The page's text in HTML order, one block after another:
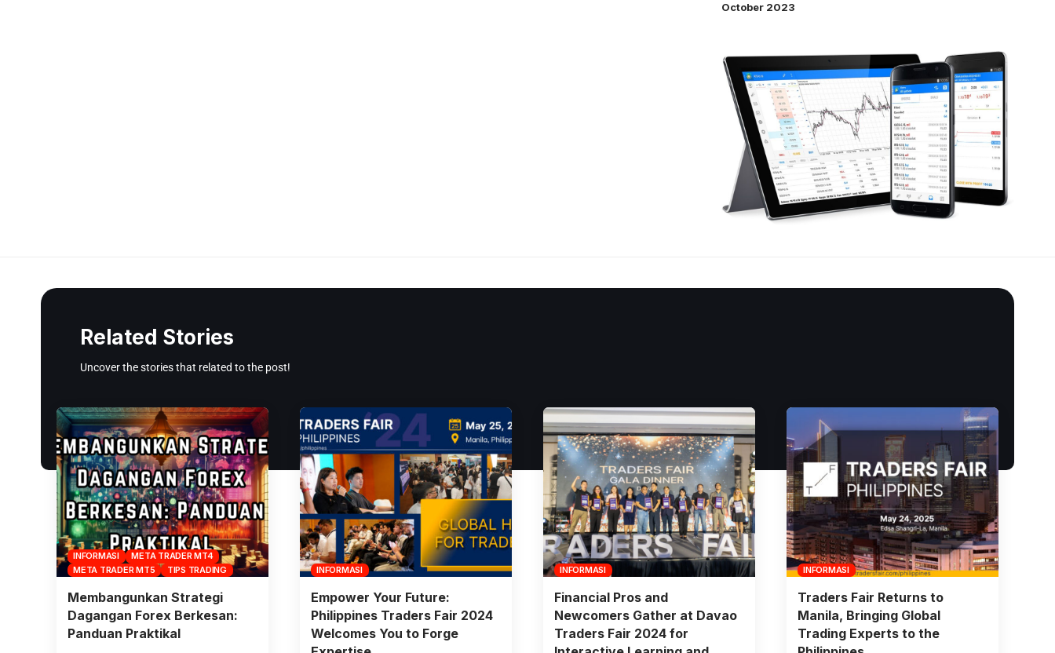
October 2023
Related Stories
Uncover the stories that related to the post!
INFORMASI
META TRADER MT4
META TRADER MT5
TIPS TRADING
Membangunkan Strategi
Dagangan Forex Berkesan:
Panduan Praktikal
INFORMASI
Empower Your Future:
Philippines Traders Fair 2024
Welcomes You to Forge
INFORMASI
Financial Pros and
Newcomers Gather at Davao
Traders Fair 2024 for
INFORMASI
Traders Fair Returns to
Manila, Bringing Global
Trading Experts to the